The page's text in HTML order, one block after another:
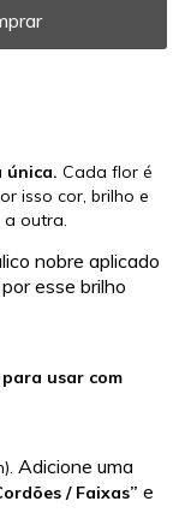
única. Cada flor é
isso cor, brilho e
outra.
nobre aplicado
esse brilho
usar com
Adicione uma
/ Faixas” e